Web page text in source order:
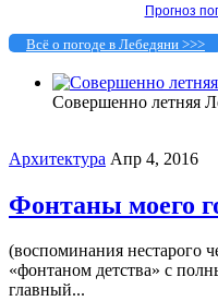
Прогноз
Всё о погоде в Лебедяни >>>
Совершенно летняя
Архитектура Апр 4, 2016
Фонтаны моего
(воспоминания нестарого
«фонтаном детства» с
главный...